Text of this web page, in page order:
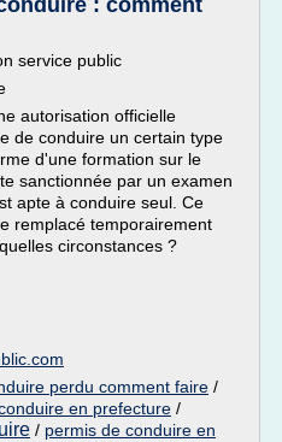
: comment
service public
autorisation officielle
de conduire un certain type
d'une formation sur le
sanctionnée par un examen
apte à conduire seul. Ce
remplacé temporairement
circonstances ?
perdu comment faire /
en prefecture /
/ permis de conduire en